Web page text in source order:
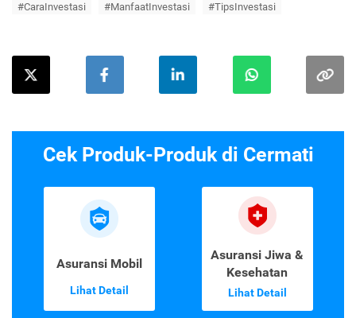
#CaraInvestasi #ManfaatInvestasi #TipsInvestasi
Cek Produk-Produk di Cermati
Asuransi Mobil
Lihat Detail
Asuransi Jiwa &
Kesehatan
Lihat Detail